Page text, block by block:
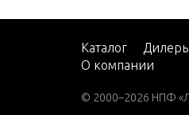
Каталог
О компании
© 2000–2026 НПФ